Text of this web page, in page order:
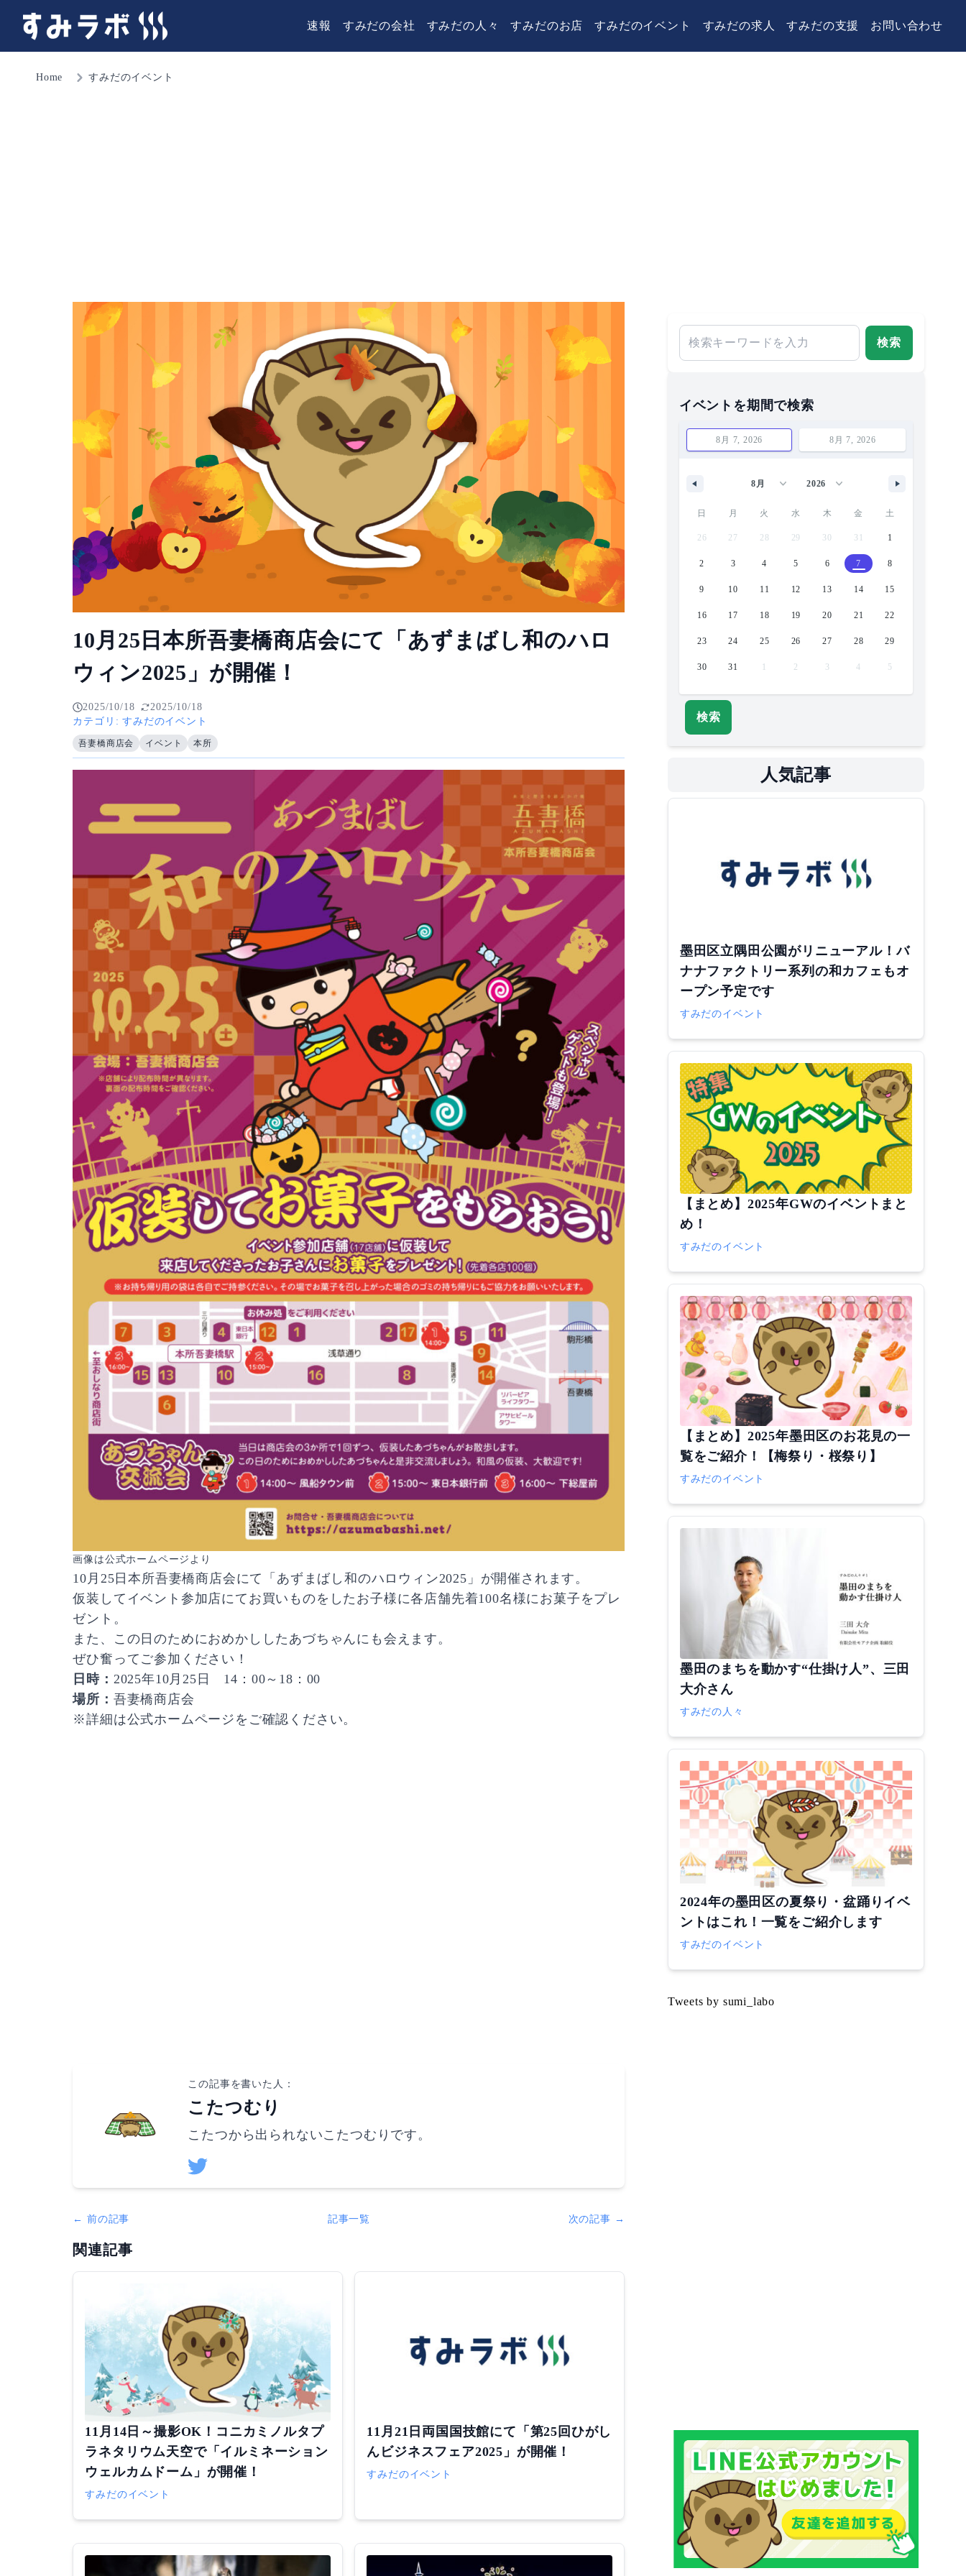
速報 すみだの会社 すみだの人々 すみだのお店 すみだのイベント すみだの求人 すみだの支援 お問い合わせ
Home すみだのイベント
10月25日本所吾妻橋商店会にて「あずまばし和のハロ
ウィン2025」が開催！
2025/10/18
2025/10/18
カテゴリ:すみだのイベント
吾妻橋商店会 イベント 本所
画像は公式ホームページ より
10月25日本所吾妻橋商店会にて「あずまばし和のハロウィン2025」が開催されます。
仮装してイベント参加店にてお買いものをしたお子様に各店舗先着100名様にお菓子をプレ
ゼント。
また、この日のためにおめかししたあづちゃんにも会えます。
ぜひ奮ってご参加ください！
日時： 2025年10月25日 14：00～18：00
場所： 吾妻橋商店会
※詳細は公式ホームページ をご確認ください。
この記事を書いた人：
こたつむり
こたつから出られないこたつむりです。
← 前の記事 記事一覧 次の記事 →
関連記事
11月14日～撮影OK！コニカミノルタプ
ラネタリウム天空で「イルミネーション
ウェルカムドーム」が開催！
すみだのイベント
11月21日両国国技館にて「第25回ひがし
んビジネスフェア2025」が開催！
すみだのイベント
検索
イベントを期間で検索
日 月 火 水 木 金 土
26 27 28 29 30 31 1
2 3 4 5 6 7 8
9 10 11 12 13 14 15
16 17 18 19 20 21 22
23 24 25 26 27 28 29
30 31 2 3 4 5
検索
人気記事
墨田区立隅田公園がリニューアル！バ
ナナファクトリー系列の和カフェもオ
ープン予定です
すみだのイベント
【まとめ】2025年GWのイベントまと
め！
すみだのイベント
【まとめ】2025年墨田区のお花見の一
覧をご紹介！【梅祭り・桜祭り】
すみだのイベント
墨田のまちを動かす“仕掛け人”、三田
大介さん
すみだの人々
2024年の墨田区の夏祭り・盆踊りイベ
ントはこれ！一覧をご紹介します
すみだのイベント
Tweets by sumi_labo